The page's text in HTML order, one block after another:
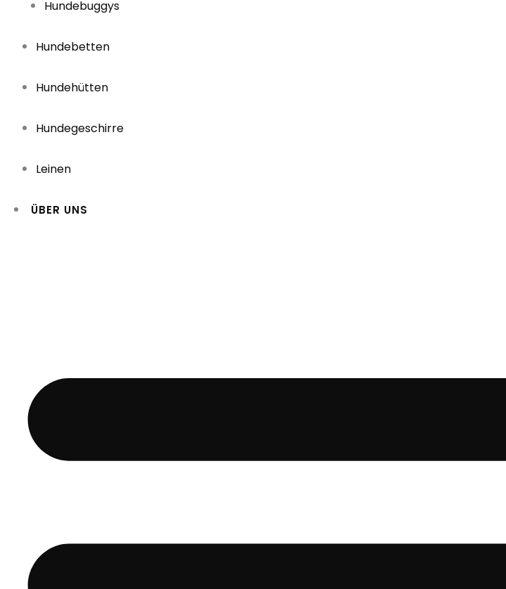
Hundebuggys
Hundebetten
Hundehütten
Hundegeschirre
Leinen
ÜBER UNS